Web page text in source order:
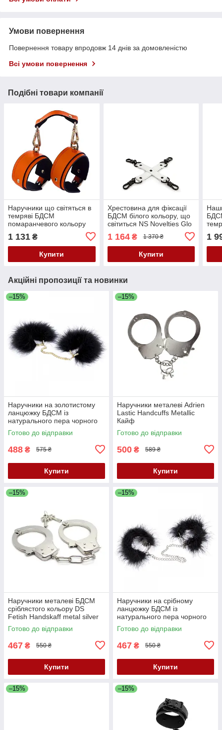
Умови повернення
Повернення товару впродовж 14 днів за домовленістю
Всі умови повернення
Подібні товари компанії
Наручники що світяться в
темряві БДСМ
помаранчевого кольору
1 131 ₴
Купити
Хрестовина для фіксації
БДСМ білого кольору, що
світиться NS Novelties Glo
1 164₴ 1 370 ₴
Купити
1
Акційні пропозиції та новинки
–15%
Наручники на золотистому
ланцюжку БДСМ із
натурального пера чорного
кольору DS Fetish Кайф
Готово до відправки
488 ₴ 575 ₴
Купити
–15%
Наручники металеві Adrien
Lastic Handcuffs Metallic
Кайф
Готово до відправки
500 ₴ 589 ₴
Купити
–15%
Наручники металеві БДСМ
сріблястого кольору DS
Fetish Handskaff metal silver
Кайф
Готово до відправки
467 ₴ 550 ₴
Купити
–15%
Наручники на срібному
ланцюжку БДСМ із
натурального пера чорного
кольору DS Fetish Кайф
Готово до відправки
467 ₴ 550 ₴
Купити
–15% –15%